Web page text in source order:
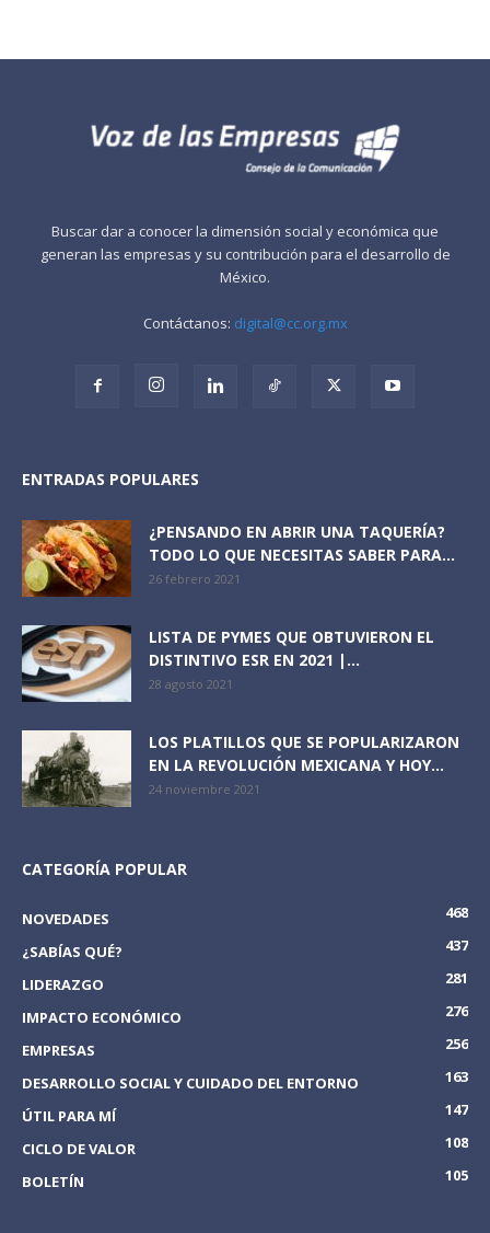
Buscar dar a conocer la dimensión social y económica que
generan las empresas y su contribución para el desarrollo de
México.
Contáctanos: digital@cc.org.mx
ENTRADAS POPULARES
¿PENSANDO EN ABRIR UNA TAQUERÍA?
TODO LO QUE NECESITAS SABER PARA...
26 febrero 2021
LISTA DE PYMES QUE OBTUVIERON EL
DISTINTIVO ESR EN 2021 |...
28 agosto 2021
LOS PLATILLOS QUE SE POPULARIZARON
EN LA REVOLUCIÓN MEXICANA Y HOY...
24 noviembre 2021
CATEGORÍA POPULAR
NOVEDADES
468
¿SABÍAS QUÉ?
437
LIDERAZGO
281
IMPACTO ECONÓMICO
276
EMPRESAS
256
DESARROLLO SOCIAL Y CUIDADO DEL ENTORNO
163
ÚTIL PARA MÍ
147
CICLO DE VALOR
108
BOLETÍN
105